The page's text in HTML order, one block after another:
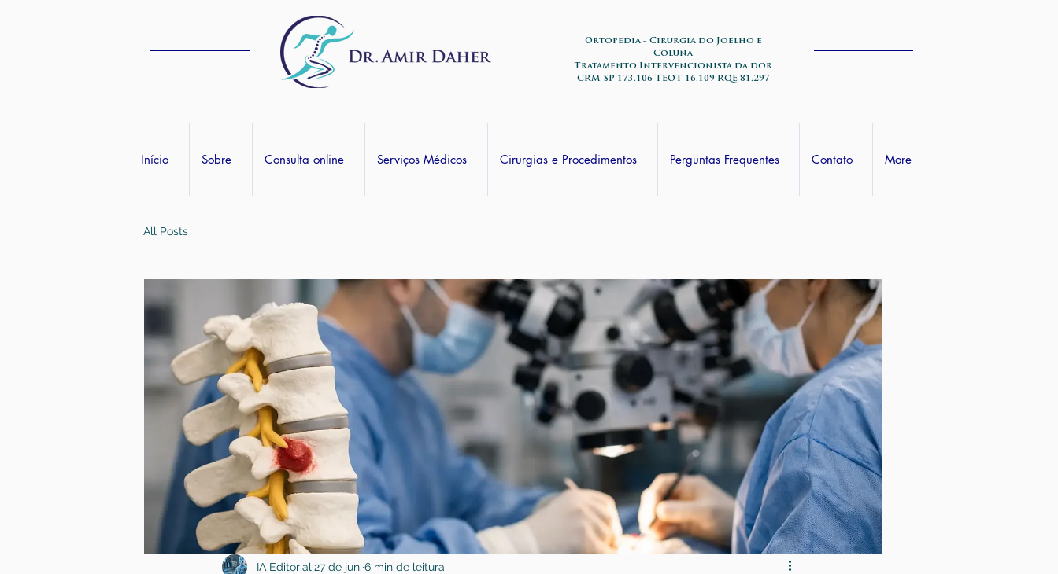
Ortopedia - Cirurgia do Joelho e
Coluna
Tratamento Intervencionista da dor
CRM-SP 173.106 TEOT 16.109 RQE 81.297
Início Sobre Consulta online Serviços Médicos Cirurgias e Procedimentos Perguntas Frequentes Contato More
All Posts
IA Editorial 27 de jun. 6 min de leitura